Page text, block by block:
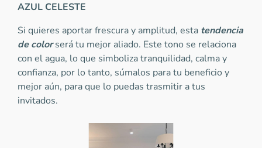
AZUL CELESTE
Si quieres aportar frescura y amplitud, esta tendencia
de colorserá tu mejor aliado. Este tono se relaciona
con el agua, lo que simboliza tranquilidad, calma y
confianza, por lo tanto, súmalos para tu beneficio y
mejor aún, para que lo puedas trasmitir a tus
invitados.